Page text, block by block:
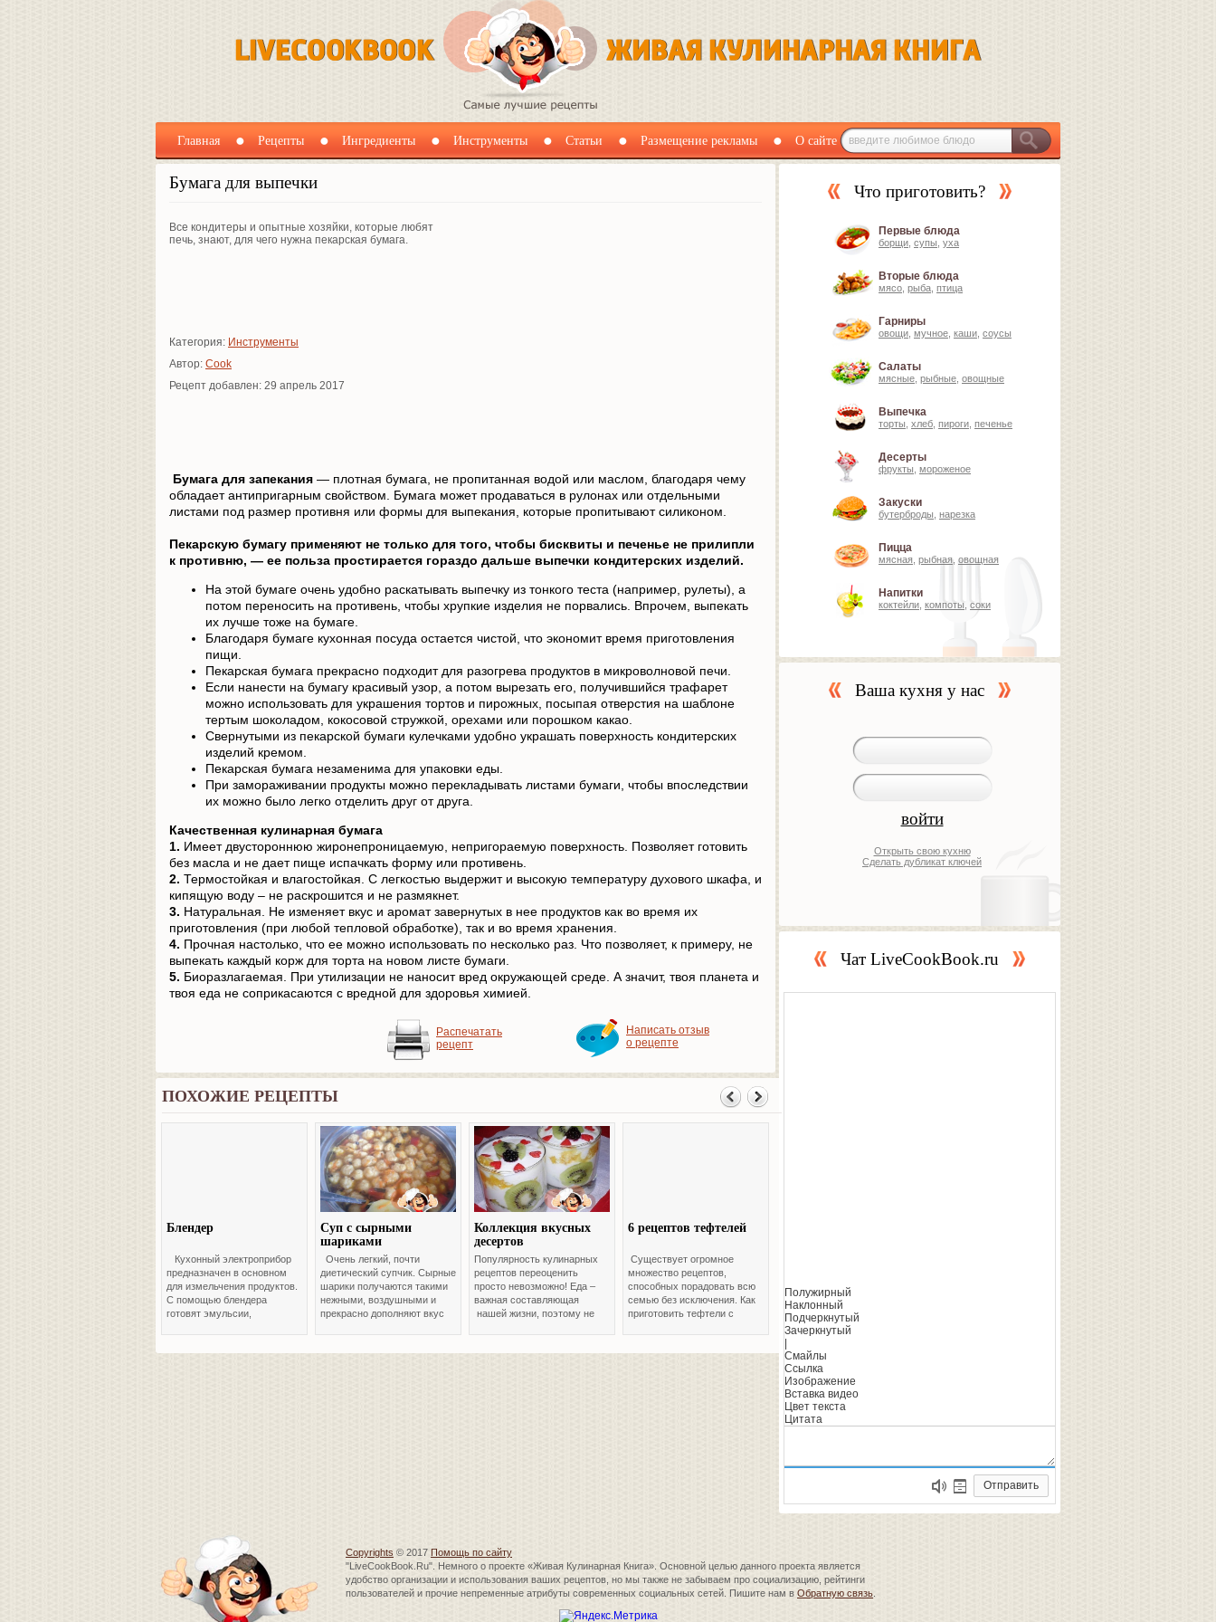
Главная Рецепты Ингредиенты Инструменты Статьи Размещение рекламы О сайте
Бумага для выпечки
Все кондитеры и опытные хозяйки, которые любят
печь, знают, для чего нужна пекарская бумага.
Категория: Инструменты
Автор: Cook
Рецепт добавлен: 29 апрель 2017
Бумага для запекания — плотная бумага, не пропитанная водой или маслом, благодаря чему
обладает антипригарным свойством. Бумага может продаваться в рулонах или отдельными
листами под размер противня или формы для выпекания, которые пропитывают силиконом.
Пекарскую бумагу применяют не только для того, чтобы бисквиты и печенье не прилипли
к противню, — ее польза простирается гораздо дальше выпечки кондитерских изделий.
На этой бумаге очень удобно раскатывать выпечку из тонкого теста (например, рулеты), а
потом переносить на противень, чтобы хрупкие изделия не порвались. Впрочем, выпекать
их лучше тоже на бумаге.
Благодаря бумаге кухонная посуда остается чистой, что экономит время приготовления
пищи.
Пекарская бумага прекрасно подходит для разогрева продуктов в микроволновой печи.
Если нанести на бумагу красивый узор, а потом вырезать его, получившийся трафарет
можно использовать для украшения тортов и пирожных, посыпая отверстия на шаблоне
тертым шоколадом, кокосовой стружкой, орехами или порошком какао.
Свернутыми из пекарской бумаги кулечками удобно украшать поверхность кондитерских
изделий кремом.
Пекарская бумага незаменима для упаковки еды.
При замораживании продукты можно перекладывать листами бумаги, чтобы впоследствии
их можно было легко отделить друг от друга.
Качественная кулинарная бумага
1. Имеет двустороннюю жиронепроницаемую, непригораемую поверхность. Позволяет готовить
без масла и не дает пище испачкать форму или противень.
2. Термостойкая и влагостойкая. С легкостью выдержит и высокую температуру духового шкафа, и
кипящую воду – не раскрошится и не размякнет.
3. Натуральная. Не изменяет вкус и аромат завернутых в нее продуктов как во время их
приготовления (при любой тепловой обработке), так и во время хранения.
4. Прочная настолько, что ее можно использовать по несколько раз. Что позволяет, к примеру, не
выпекать каждый корж для торта на новом листе бумаги.
5. Биоразлагаемая. При утилизации не наносит вред окружающей среде. А значит, твоя планета и
твоя еда не соприкасаются с вредной для здоровья химией.
Распечатать
рецепт
Написать отзыв
о рецепте
ПОХОЖИЕ РЕЦЕПТЫ
Блендер
Кухонный электроприбор
предназначен в основном
для измельчения продуктов.
С помощью блендера
готовят эмульсии,
муссы, колют лёд и многое
Суп с сырными
шариками
Очень легкий, почти
диетический супчик. Сырные
шарики получаются такими
нежными, воздушными и
прекрасно дополняют вкус
Коллекция вкусных
десертов
Популярность кулинарных
рецептов переоценить
просто невозможно! Еда –
важная составляющая
нашей жизни, поэтому не
становится и любимым
6 рецептов тефтелей
Существует огромное
множество рецептов,
способных порадовать всю
семью без исключения. Как
приготовить тефтели с
приготовить каждый.
Готовим и наслаждаемся.
Что приготовить?
Первые блюда
борщи супы уха
Вторые блюда
мясо рыба птица
Гарниры
овощи мучное каши соусы
Салаты
мясные рыбные овощные
Выпечка
торты хлеб пироги печенье
Десерты
фрукты мороженое
Закуски
бутерброды нарезка
Пицца
мясная рыбная овощная
Напитки
коктейли компоты соки
Ваша кухня у нас
Открыть свою кухню
Сделать дубликат ключей
Чат LiveCookBook.ru
Полужирный
Наклонный
Подчеркнутый
Зачеркнутый
Смайлы
Ссылка
Изображение
Вставка видео
Цвет текста
Цитата
Отправить
Copyrights © 2017 Помощь по сайту
"LiveCookBook.Ru". Немного о проекте «Живая Кулинарная Книга». Основной целью данного проекта является
удобство организации и использования ваших рецептов, но мы также не забываем про социализацию, рейтинги
пользователей и прочие непременные атрибуты современных социальных сетей. Пишите нам в Обратную связь